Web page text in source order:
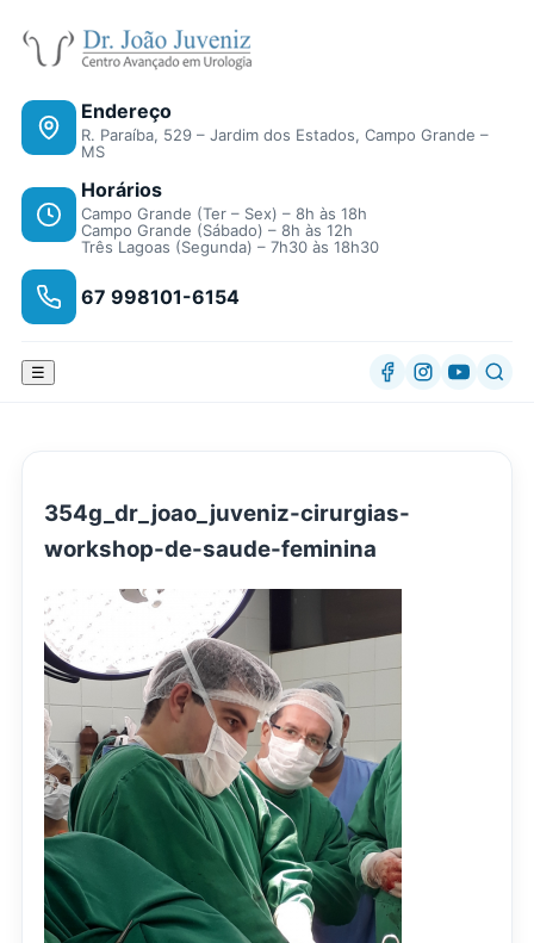
Endereço
R. Paraíba, 529 – Jardim dos Estados, Campo Grande –
MS
Horários
Campo Grande (Ter – Sex) – 8h às 18h
Campo Grande (Sábado) – 8h às 12h
Três Lagoas (Segunda) – 7h30 às 18h30
67 998101-6154
☰
354g_dr_joao_juveniz-cirurgias-
workshop-de-saude-feminina